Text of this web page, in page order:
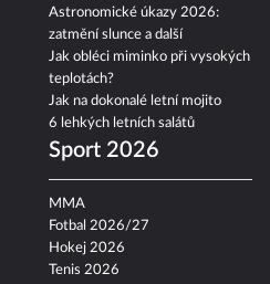
Astronomické úkazy 2026:
zatmění slunce a další
Jak obléci miminko při vysokých
teplotách?
Jak na dokonalé letní mojito
6 lehkých letních salátů
Sport 2026
MMA
Fotbal 2026/27
Hokej 2026
Tenis 2026